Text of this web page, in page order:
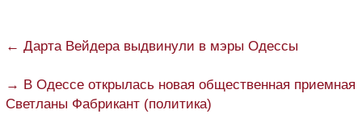
← Дарта Вейдера выдвинули в мэры Одессы
→ В Одессе открылась новая общественная приемная
Светланы Фабрикант (политика)